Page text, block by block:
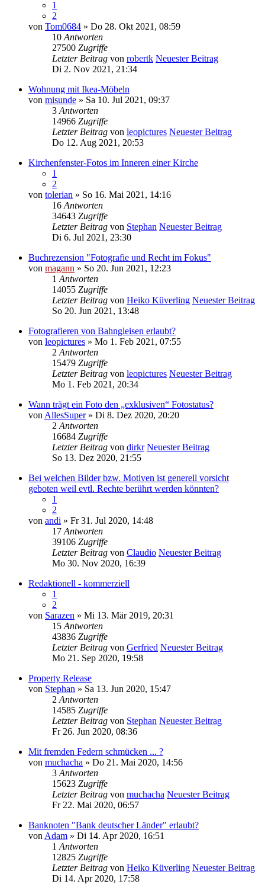
1
2
von Tom0684 » Do 28. Okt 2021, 08:59
10 Antworten
27500 Zugriffe
Letzter Beitrag von robertk Neuester Beitrag
Di 2. Nov 2021, 21:34
Wohnung mit Ikea-Möbeln
von misunde » Sa 10. Jul 2021, 09:37
3 Antworten
14966 Zugriffe
Letzter Beitrag von leopictures Neuester Beitrag
Do 12. Aug 2021, 20:53
Kirchenfenster-Fotos im Inneren einer Kirche
1
2
von tolerian » So 16. Mai 2021, 14:16
16 Antworten
34643 Zugriffe
Letzter Beitrag von Stephan Neuester Beitrag
Di 6. Jul 2021, 23:30
Buchrezension "Fotografie und Recht im Fokus"
von magann » So 20. Jun 2021, 12:23
1 Antworten
14055 Zugriffe
Letzter Beitrag von Heiko Küverling Neuester Beitrag
So 20. Jun 2021, 13:48
Fotografieren von Bahngleisen erlaubt?
von leopictures » Mo 1. Feb 2021, 07:55
2 Antworten
15479 Zugriffe
Letzter Beitrag von leopictures Neuester Beitrag
Mo 1. Feb 2021, 20:34
Wann trägt ein Foto den „exklusiven“ Fotostatus?
von AllesSuper» Di 8. Dez 2020, 20:20
2 Antworten
16684 Zugriffe
Letzter Beitrag von dirkr Neuester Beitrag
So 13. Dez 2020, 21:55
Bei welchen Bilder bzw. Motiven ist generell vorsicht
geboten weil evtl. Rechte berührt werden könnten?
1
2
von andi » Fr 31. Jul 2020, 14:48
17 Antworten
39106 Zugriffe
Letzter Beitrag von Claudio Neuester Beitrag
Mo 30. Nov 2020, 16:39
Redaktionell - kommerziell
1
2
von Sarazen » Mi 13. Mär 2019, 20:31
15 Antworten
43836 Zugriffe
Letzter Beitrag von Gerfried Neuester Beitrag
Mo 21. Sep 2020, 19:58
Property Release
von Stephan » Sa 13. Jun 2020, 15:47
2 Antworten
14585 Zugriffe
Letzter Beitrag von Stephan Neuester Beitrag
Fr 26. Jun 2020, 08:36
Mit fremden Federn schmücken ... ?
von muchacha » Do 21. Mai 2020, 14:56
3 Antworten
15623 Zugriffe
Letzter Beitrag von muchacha Neuester Beitrag
Fr 22. Mai 2020, 06:57
Banknoten "Bank deutscher Länder" erlaubt?
von Adam » Di 14. Apr 2020, 16:51
1 Antworten
12825 Zugriffe
Letzter Beitrag von Heiko Küverling Neuester Beitrag
Di 14. Apr 2020, 17:58